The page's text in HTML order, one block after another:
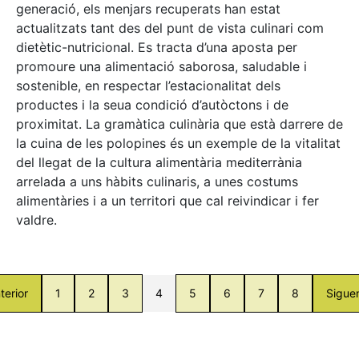
generació, els menjars recuperats han estat
actualitzats tant des del punt de vista culinari com
dietètic-nutricional. Es tracta d’una aposta per
promoure una alimentació saborosa, saludable i
sostenible, en respectar l’estacionalitat dels
productes i la seua condició d’autòctons i de
proximitat. La gramàtica culinària que està darrere de
la cuina de les polopines és un exemple de la vitalitat
del llegat de la cultura alimentària mediterrània
arrelada a uns hàbits culinaris, a unes costums
alimentàries i a un territori que cal reivindicar i fer
valdre.
1 2 3 4 5 6 7 8